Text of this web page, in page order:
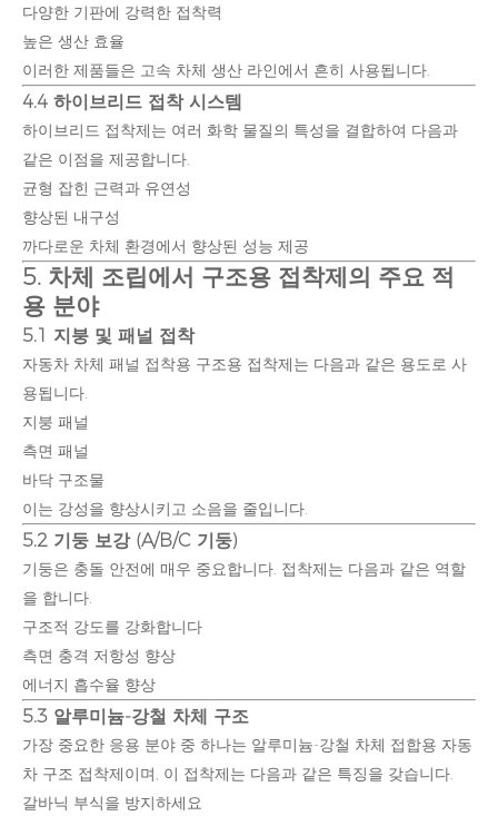
다양한 기판에 강력한 접착력
높은 생산 효율
이러한 제품들은 고속 차체 생산 라인에서 흔히 사용됩니다.
4.4 하이브리드 접착 시스템
하이브리드 접착제는 여러 화학 물질의 특성을 결합하여 다음과
같은 이점을 제공합니다.
균형 잡힌 근력과 유연성
향상된 내구성
까다로운 차체 환경에서 향상된 성능 제공
5. 차체 조립에서 구조용 접착제의 주요 적
용 분야
5.1 지붕 및 패널 접착
자동차 차체 패널 접착용 구조용 접착제는 다음과 같은 용도로 사
용됩니다.
지붕 패널
측면 패널
바닥 구조물
이는 강성을 향상시키고 소음을 줄입니다.
5.2 기둥 보강 (A/B/C 기둥)
기둥은 충돌 안전에 매우 중요합니다. 접착제는 다음과 같은 역할
을 합니다.
구조적 강도를 강화합니다
측면 충격 저항성 향상
에너지 흡수율 향상
5.3 알루미늄-강철 차체 구조
가장 중요한 응용 분야 중 하나는 알루미늄-강철 차체 접합용 자동
차 구조 접착제이며, 이 접착제는 다음과 같은 특징을 갖습니다.
갈바닉 부식을 방지하세요